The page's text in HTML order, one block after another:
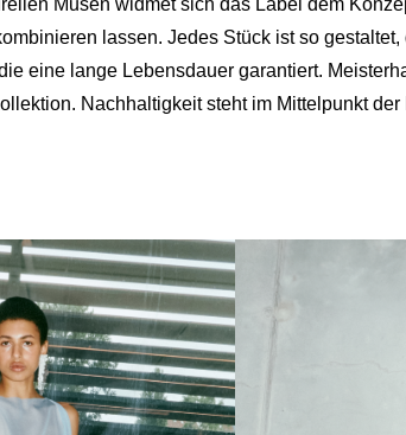
lassen. Jedes Stück ist so
eine lange Lebensdauer garantiert.
Nachhaltigkeit steht im Mittelpunkt